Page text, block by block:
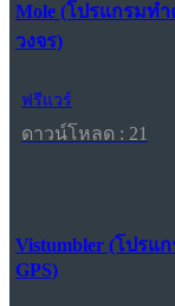
Mole (โปรแกรมท
วงจร)
ฟรีแวร์
ดาวน์โหลด : 21
Vistumbler (โปรแ
GPS)